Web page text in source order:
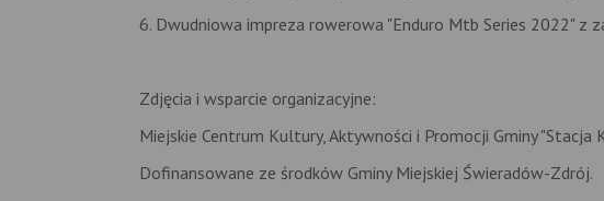
6. Dwudniowa impreza rowerowa "Enduro Mtb Series 2022" z
Zdjęcia i wsparcie organizacyjne:
Miejskie Centrum Kultury, Aktywności i Promocji Gminy
Dofinansowane ze środków Gminy Miejskiej Świeradów-Zdrój.